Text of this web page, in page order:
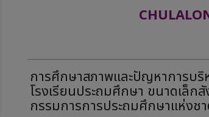
การศึกษาสภาพและปัญหาการบริ
โรงเรียนประถมศึกษา ขนาดเล็
กรรมการการประถมศึกษาแห่งช